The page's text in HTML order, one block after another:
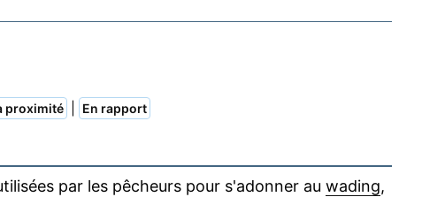
proximité En rapport
par les pêcheurs pour s'adonner au wading,